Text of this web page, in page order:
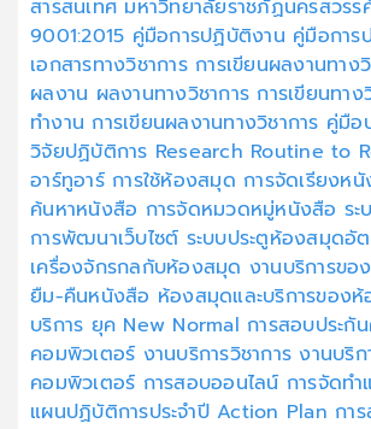
สารสนเทศ มหาวิทยาลัยราชภัฏนครสวรร
9001:2015 คู่มือการปฏิบัติงาน คู่มือกา
เอกสารทางวิชาการ การเขียนผลงานทาง
ผลงาน ผลงานทางวิชาการ การเขียนทาง
ทำงาน การเขียนผลงานทางวิชาการ คู่มือ
วิจัยปฏิบัติการ Research Routine to
อาร์ทูอาร์ การใช้ห้องสมุด การจัดเรียงห
ค้นหาหนังสือ การจัดหมวดหมู่หนังสือ ระ
การพัฒนาเว็บไซต์ ระบบประตูห้องสมุดอั
เครื่องจักรกลกับห้องสมุด งานบริการข
ยืม-คืนหนังสือ ห้องสมุดและบริการของ
บริการ ยุค New Normal การสอบประ
คอมพิวเตอร์ งานบริการวิชาการงานบริก
คอมพิวเตอร์ การสอบออนไลน์ การจัดท
แผนปฏิบัติการประจำปี Action Plan กา